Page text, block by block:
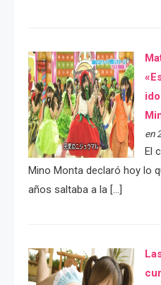
en
El
Mino Monta declaró hoy lo
años saltaba a la […]